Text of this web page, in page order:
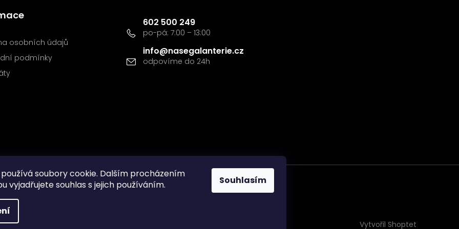
soubory cookie. Dalším procházením
vyjadřujete souhlas s jejich používáním.
Souhlasím
osobních údajů
podmínky
info@nasegalanterie.cz
602 500 249
Vytvořil Shoptet
vyhrazena.